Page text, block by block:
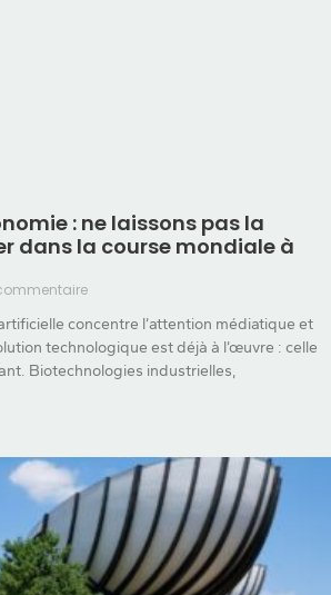
: ne laissons pas la
dans la course mondiale à
concentre l’attention médiatique et
technologique est déjà à l’œuvre : celle
Biotechnologies industrielles,